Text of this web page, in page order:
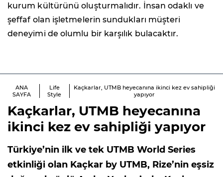
kurum kültürünü oluşturmalıdır. İnsan odaklı ve
şeffaf olan işletmelerin sundukları müşteri
deneyimi de olumlu bir karşılık bulacaktır.
ANA
SAYFA
Life
Style
Kaçkarlar, UTMB heyecanına ikinci kez ev sahipliği
yapıyor
Kaçkarlar, UTMB heyecanına
ikinci kez ev sahipliği yapıyor
Türkiye’nin ilk ve tek UTMB World Series
etkinliği olan Kaçkar by UTMB, Rize’nin eşsiz